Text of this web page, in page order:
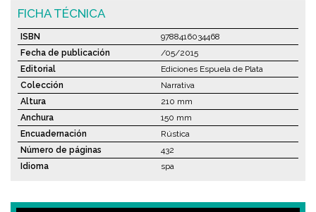
FICHA TÉCNICA
ISBN
9788416034468
Fecha de publicación
/05/2015
Editorial
Ediciones Espuela de Plata
Colección
Narrativa
Altura
210 mm
Anchura
150 mm
Encuadernación
Rústica
Número de páginas
432
Idioma
spa